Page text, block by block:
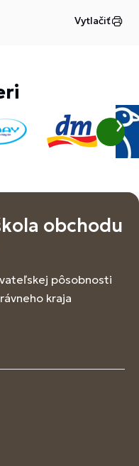
Vytlačiť
obchodu
pôsobnosti
kraja